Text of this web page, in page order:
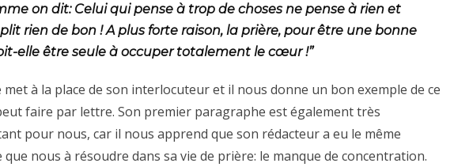
on dit: Celui qui pense à trop de choses ne pense à rien et
rien de bon ! A plus forte raison, la prière, pour être une bonne
elle être seule à occuper totalement le cœur !”
met à la place de son interlocuteur et il nous donne un bon exemple de ce
faire par lettre. Son premier paragraphe est également très
pour nous, car il nous apprend que son rédacteur a eu le même
que nous à résoudre dans sa vie de prière: le manque de concentration.